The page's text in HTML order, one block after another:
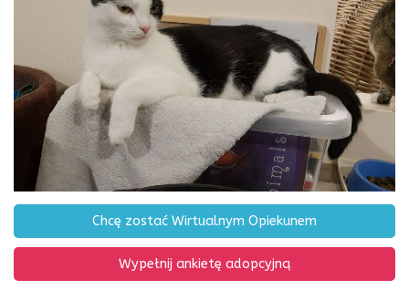
Chcę zostać Wirtualnym Opiekunem
Wypełnij ankietę adopcyjną